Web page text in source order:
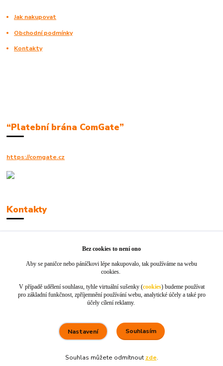
Jak nakupovat
Obchodní podmínky
Kontakty
“Platební brána ComGate”
https://comgate.cz
Kontakty
info@jackie-shop.cz
Vytvořeno na Eshop-rychle.cz
Bez cookies to není ono
Aby se paničce nebo páníčkovi lépe nakupovalo, tak používáme na webu
cookies.
V případě udělení souhlasu, tyhle virtuální sušenky (cookies) budeme používat
pro základní funkčnost, zpříjemnění používání webu, analytické účely a také pro
účely cílení reklamy.
Nastavení Souhlasím
Souhlas můžete odmítnout zde.
5. srpna
100 %★★★★★